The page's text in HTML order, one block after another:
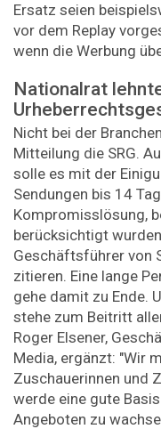
Ersatz seien
vor dem Replay
wenn die Werbung
Nationalrat
Nicht bei der
Mitteilung die SRG.
solle es mit der
Sendungen bis 14
Kompromisslösung,
berücksichtigt
Geschäftsführer von
zitieren. Eine lange
gehe damit zu Ende.
stehe zum Beitritt
Roger Elsener,
Media, ergänzt: "Wir
Zuschauerinnen und
werde eine gute
Angeboten zu